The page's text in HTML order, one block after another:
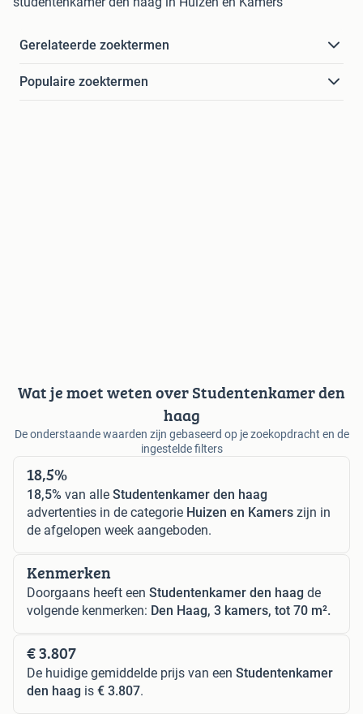
Gerelateerde zoektermen
Populaire zoektermen
Wat je moet weten over Studentenkamer den
haag
De onderstaande waarden zijn gebaseerd op je zoekopdracht en de
ingestelde filters
18,5%
18,5% van alle Studentenkamer den haag
advertenties in de categorie Huizen en Kamers zijn in
de afgelopen week aangeboden.
Kenmerken
Doorgaans heeft een Studentenkamer den haag de
volgende kenmerken: Den Haag, 3 kamers, tot 70 m².
€ 3.807
De huidige gemiddelde prijs van een Studentenkamer
den haag is € 3.807.